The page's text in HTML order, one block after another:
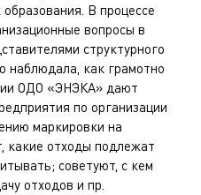
В процессе
вопросы в
структурного
наблюдала, как грамотно
ОДО «ЭНЭКА» дают
по организации
маркировки на
какие отходы подлежат
советуют, с кем
отходов и пр.